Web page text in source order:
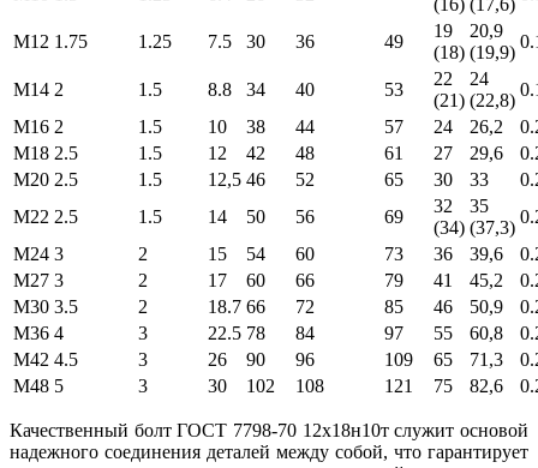
М12 1.75 1.25 7.5 30 36 49
19
(18)
20,9
(19,9)
М14 2 1.5 8.8 34 40 53
22
(21)
24
(22,8)
М16 2 1.5 10 38 44 57 24 26,2
М18 2.5 1.5 12 42 48 61 27 29,6
М20 2.5 1.5 12,5 46 52 65 30 33
М22 2.5 1.5 14 50 56 69
32
(34)
35
(37,3)
М24 3 2 15 54 60 73 36 39,6
М27 3 2 17 60 66 79 41 45,2
М30 3.5 2 18.7 66 72 85 46 50,9
М36 4 3 22.5 78 84 97 55 60,8
М42 4.5 3 26 90 96 109 65 71,3
М48 5 3 30 102 108 121 75 82,6
Качественный болт ГОСТ 7798-70 12х18н10т служит основой
надежного соединения деталей между собой, что гарантирует